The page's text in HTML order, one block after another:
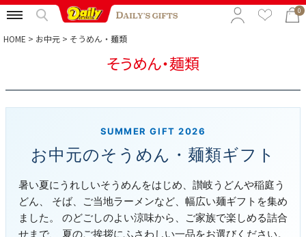
0
贈る相手から選ぶ
HOME お中元 そうめん・麺類
そうめん・麺類
SUMMER GIFT 2026
お中元のそうめん・麺類ギフト
暑い夏にうれしいそうめんをはじめ、讃岐うどんや稲庭う
どん、 そば、ご当地ラーメンなど、幅広い麺ギフトを集め
ました。 のどごしのよい涼味から、ご家族で楽しめる詰合
せまで、 夏のご挨拶にふさわしい一品をお選びください。